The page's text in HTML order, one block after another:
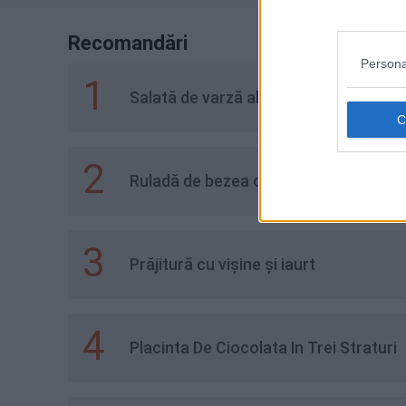
Recomandări
1 Salată de varză albă și roșie, cu
2 Ruladă de bezea cu căpşuni
3 Prăjitură cu vișine și iaurt
4 Placinta De Ciocolata In Trei Straturi